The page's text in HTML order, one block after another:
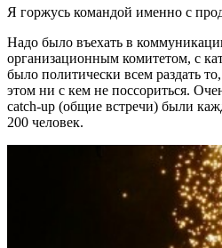
Я горжусь командой именно с
Надо было въехать в
организационным комитетом, с
было политически всем раздать
этом ни с кем не поссориться.
catch-up (общие встречи) были
200 человек.